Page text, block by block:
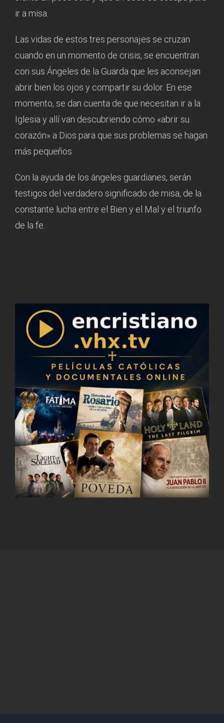
ir a misa.
Las vidas de estos tres personajes se cruzan
cuando en un momento de crisis, se encuentran
con sus Ángeles de la Guarda que les aconsejan
abrir bien los ojos y compartir su dolor. En ese
momento, se dan cuenta de que necesitan ir a la
Iglesia y allí van descubriendo cómo «abrir su
corazón» a Dios para que sus problemas se hagan
más pequeños.
Con la ayuda de los ángeles guardianes, serán
testigos del verdadero significado de misa, de la
constante lucha entre el Bien y el Mal y el triunfo
de la fe.